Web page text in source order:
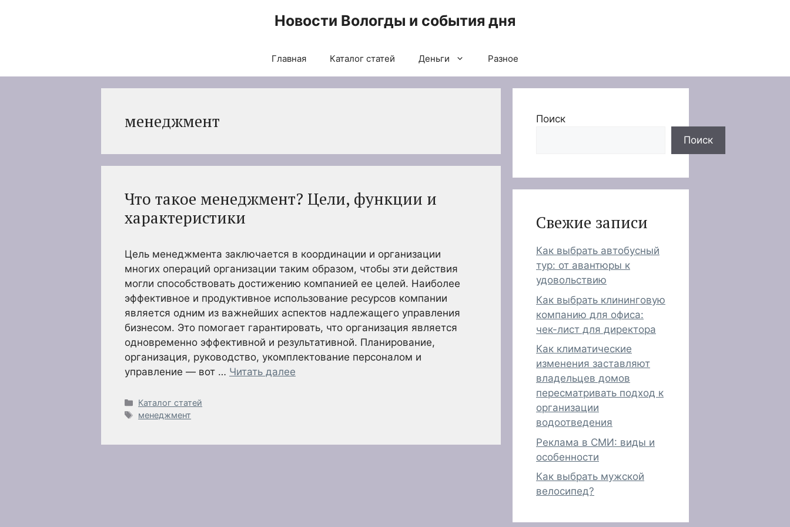
Новости Вологды и события дня
Главная Каталог статей Деньги Разное
менеджмент
Что такое менеджмент? Цели, функции и
характеристики
Цель менеджмента заключается в координации и организации
многих операций организации таким образом, чтобы эти действия
могли способствовать достижению компанией ее целей. Наиболее
эффективное и продуктивное использование ресурсов компании
является одним из важнейших аспектов надлежащего управления
бизнесом. Это помогает гарантировать, что организация является
одновременно эффективной и результативной. Планирование,
организация, руководство, укомплектование персоналом и
управление — вот … Читать далее
Рубрики
Каталог статей
Метки
менеджмент
Поиск
Поиск
Свежие записи
Как выбрать автобусный
тур: от авантюры к
удовольствию
Как выбрать клининговую
компанию для офиса:
чек-лист для директора
Как климатические
изменения заставляют
владельцев домов
пересматривать подход к
организации
водоотведения
Реклама в СМИ: виды и
особенности
Как выбрать мужской
велосипед?